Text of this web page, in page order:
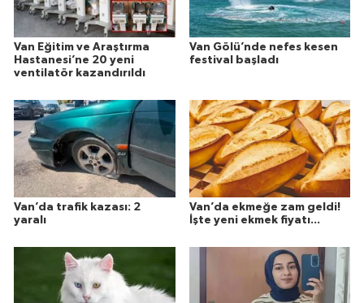
Van Eğitim ve Araştırma
Hastanesi’ne 20 yeni
ventilatör kazandırıldı
Van Gölü’nde nefes kesen
festival başladı
Van’da trafik kazası: 2
yaralı
Van’da ekmeğe zam geldi!
İşte yeni ekmek fiyatı...